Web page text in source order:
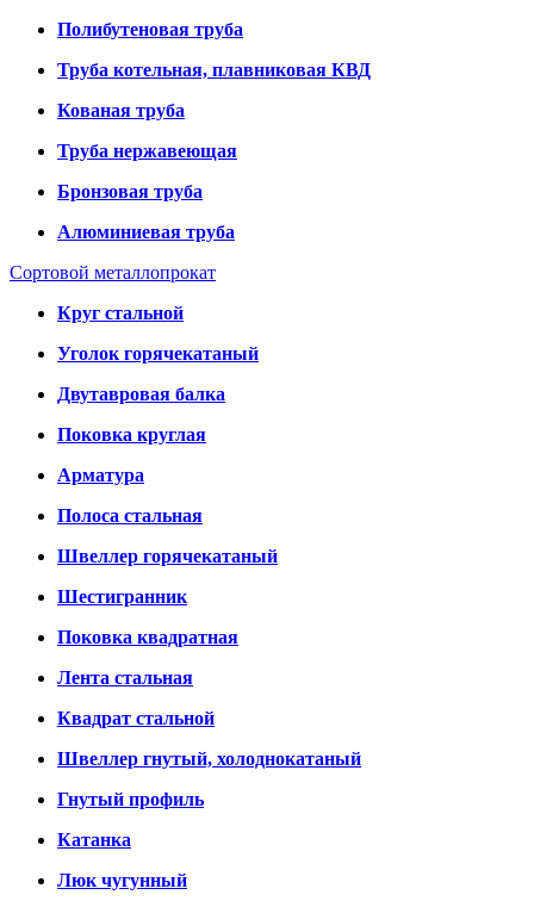
Полибутеновая труба
Труба котельная, плавниковая КВД
Кованая труба
Труба нержавеющая
Бронзовая труба
Алюминиевая труба
Сортовой металлопрокат
Круг стальной
Уголок горячекатаный
Двутавровая балка
Поковка круглая
Арматура
Полоса стальная
Швеллер горячекатаный
Шестигранник
Поковка квадратная
Лента стальная
Квадрат стальной
Швеллер гнутый, холоднокатаный
Гнутый профиль
Катанка
Люк чугунный